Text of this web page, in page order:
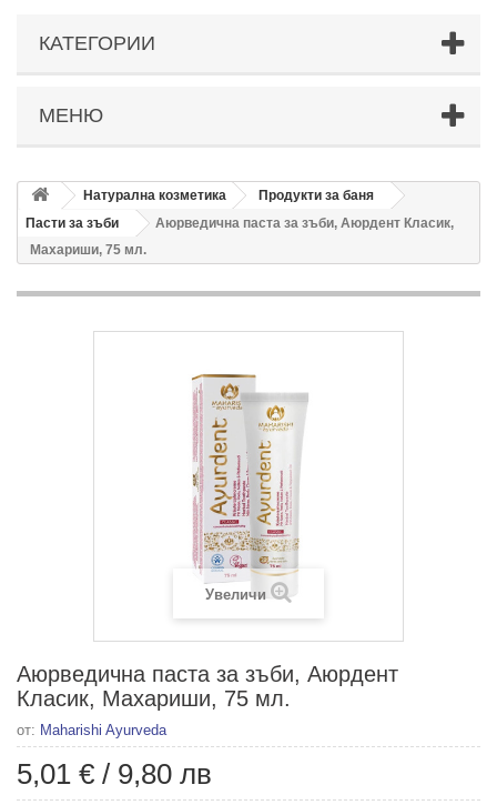
КАТЕГОРИИ
МЕНЮ
Натурална козметика
Продукти за баня
Пасти за зъби
Аюрведична паста за зъби, Аюрдент Класик,
Махариши, 75 мл.
Увеличи
Аюрведична паста за зъби, Аюрдент
Класик, Махариши, 75 мл.
от: Maharishi Ayurveda
5,01 € / 9,80 лв